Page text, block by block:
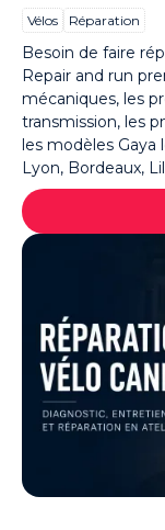
Vélos Réparation
Besoin de faire
Repair and run
mécaniques, les
transmission, les
les modèles
Lyon, Bordeaux,